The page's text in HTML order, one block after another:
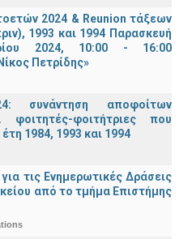
2024 & Reunion τάξεων
1993 και 1994 Παρασκευή
2024, 10:00 - 16:00
Πετρίδης»
συνάντηση αποφοίτων
φοιτητές-φοιτήτριες που
1984, 1993 και 1994
τις Ενημερωτικές Δράσεις
από το τμήμα Επιστήμης